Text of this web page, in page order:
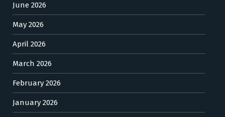
June 2026
May 2026
April 2026
March 2026
February 2026
January 2026